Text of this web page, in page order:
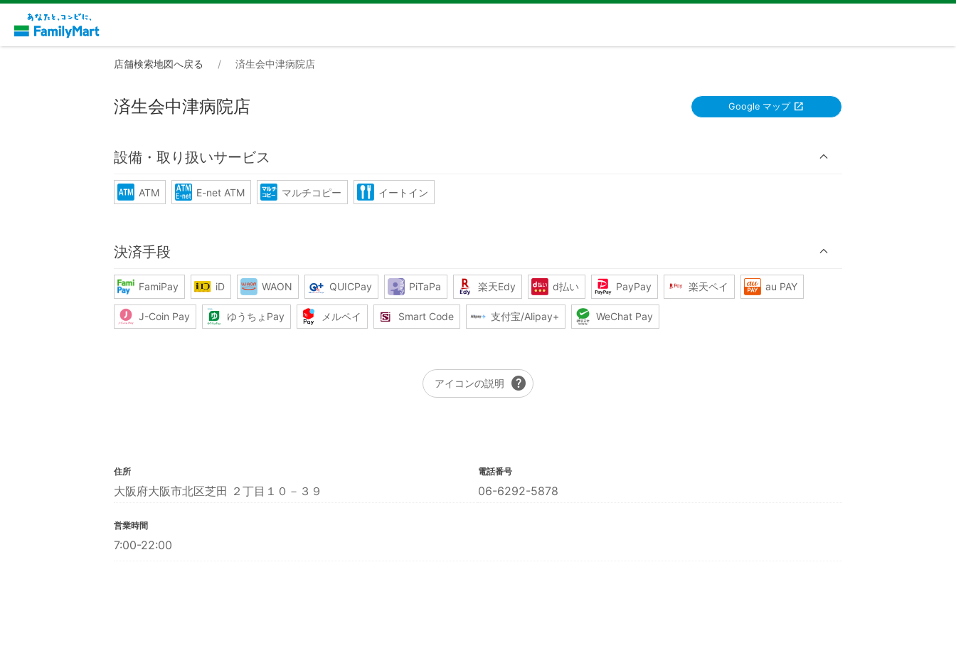
店舗検索地図へ戻る 済生会中津病院店
済生会中津病院店 Google マップ
設備・取り扱いサービス
ATM E-net ATM マルチコピー イートイン
決済手段
FamiPay iD WAON QUICPay PiTaPa 楽天Edy d払い PayPay 楽天ペイ au PAY
J-Coin Pay ゆうちょPay メルペイ Smart Code 支付宝/Alipay+ WeChat Pay
アイコンの説明 help
住所
大阪府大阪市北区芝田 ２丁目１０－３９
電話番号
06-6292-5878
営業時間
7:00-22:00